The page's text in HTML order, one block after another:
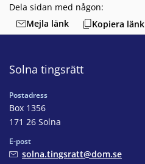
Dela sidan med någon:
Mejla länk
Kopiera länk
Solna tingsrätt
Postadress
Box 1356
171 26 Solna
E-post
solna.tingsratt@dom.se